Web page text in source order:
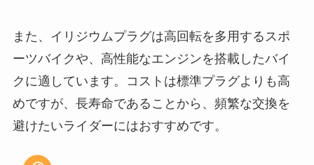
また、イリジウムプラグは高回転を多用するスポ
ーツバイクや、高性能なエンジンを搭載したバイ
クに適しています。コストは標準プラグよりも高
めですが、長寿命であることから、頻繁な交換を
避けたいライダーにはおすすめです。